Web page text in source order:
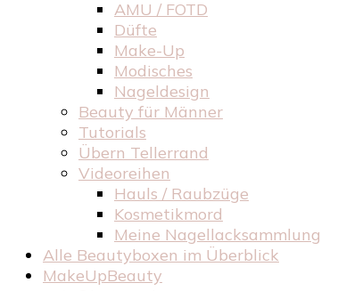
AMU / FOTD
Düfte
Make-Up
Modisches
Nageldesign
Beauty für Männer
Tutorials
Übern Tellerrand
Videoreihen
Hauls / Raubzüge
Kosmetikmord
Meine Nagellacksammlung
Alle Beautyboxen im Überblick
MakeUpBeauty